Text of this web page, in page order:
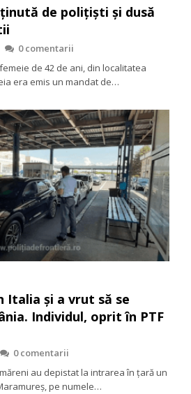
de polițiști și dusă
0 comentarii
de 42 de ani, din localitatea
era emis un mandat de…
Italia și a vrut să se
Individul, oprit în PTF
0 comentarii
au depistat la intrarea în țară un
pe numele…